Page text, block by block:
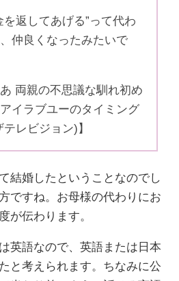
を返してあげる”って代わ
仲良くなったみたいで
両親の不思議な馴れ初め
イラブユーのタイミング
レビジョン)】
結婚したということなのでし
ですね。お母様の代わりにお
が伝わります。
英語なので、英語または日本
と考えられます。ちなみに公